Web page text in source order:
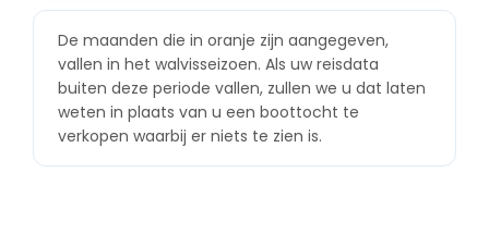
De maanden die in oranje zijn aangegeven,
vallen in het walvisseizoen. Als uw reisdata
buiten deze periode vallen, zullen we u dat laten
weten in plaats van u een boottocht te
verkopen waarbij er niets te zien is.